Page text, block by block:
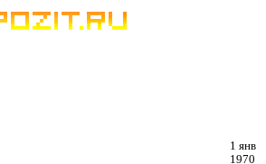
1 янв
1970